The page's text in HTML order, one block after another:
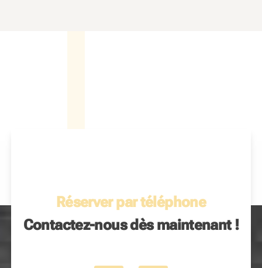
Réserver par téléphone
Contactez-nous dès maintenant !